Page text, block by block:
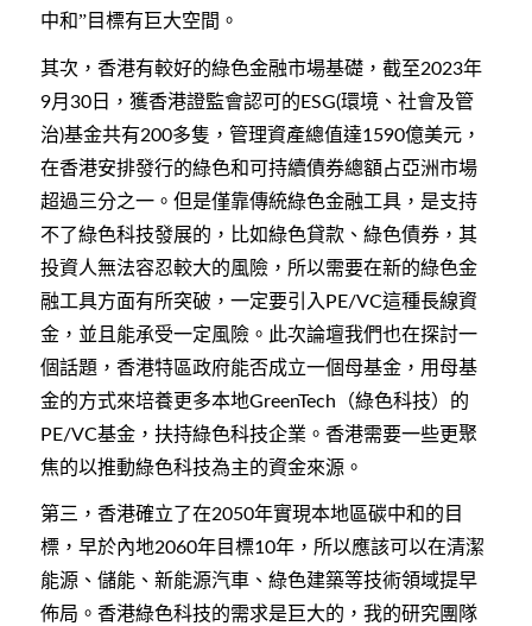
中和”目標有巨大空間。
其次，香港有較好的綠色金融市場基礎，截至2023年
9月30 日，獲香港證監會認可的 ESG(環境、社會及管
治)基金共有200多隻，管理資產總值達1590億美元，
在香港安排發行的綠色和可持續債券總額占亞洲市場
超過三分之一。但是僅靠傳統綠色金融工具，是支持
不了綠色科技發展的，比如綠色貸款、綠色債券，其
投資人無法容忍較大的風險，所以需要在新的綠色金
融工具方面有所突破，一定要引入 PE/VC這種長線資
金，並且能承受一定風險。此次論壇我們也在探討一
個話題，香港特區政府能否成立一個母基金，用母基
金的方式來培養更多本地GreenTech （綠色科技）的
PE/VC基金，扶持綠色科技企業。香港需要一些更聚
焦的以推動綠色科技為主的資金來源。
第三，香港確立了在2050年實現本地區碳中和的目
標，早於內地2060年目標10年，所以應該可以在清潔
能源、儲能、新能源汽車、綠色建築等技術領域提早
佈局。香港綠色科技的需求是巨大的，我的研究團隊